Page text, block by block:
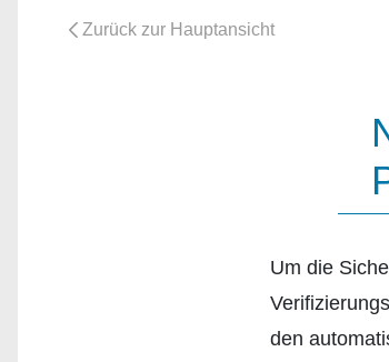
Um die
den